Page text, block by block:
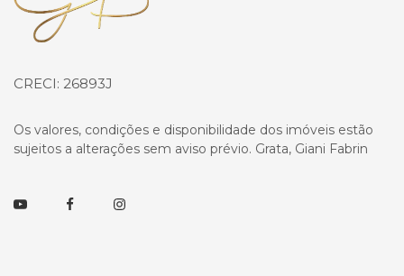
CRECI: 26893J
Os valores, condições e disponibilidade dos imóveis estão
sujeitos a alterações sem aviso prévio. Grata, Giani Fabrin
YoutubeFacebookInstagram